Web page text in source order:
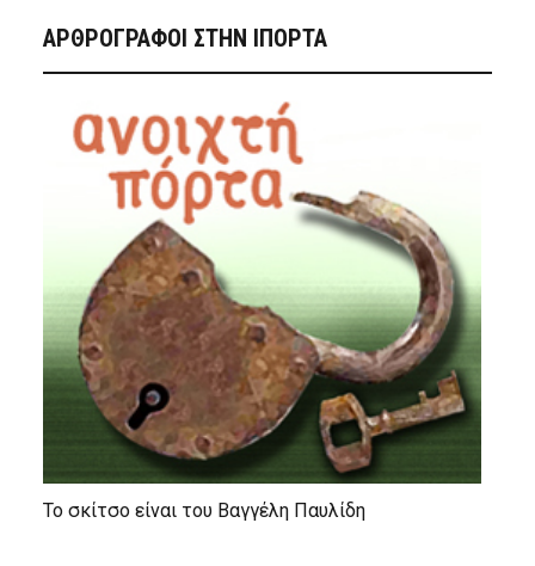
ΑΡΘΡΟΓΡΑΦΟΙ ΣΤΗΝ IΠΟΡΤΑ
Το σκίτσο είναι του Βαγγέλη Παυλίδη